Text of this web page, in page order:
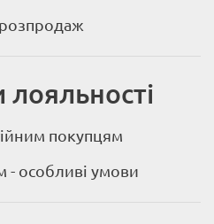
розпродаж
покупцям
- особливі умови